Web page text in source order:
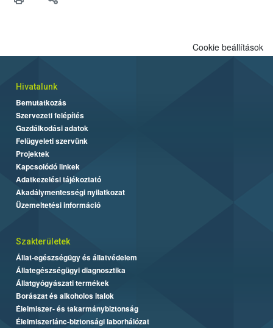
Cookie beállítások
Hivatalunk
Bemutatkozás
Szervezeti felépítés
Gazdálkodási adatok
Felügyeleti szervünk
Projektek
Kapcsolódó linkek
Adatkezelési tájékoztató
Akadálymentességi nyilatkozat
Üzemeltetési információ
Szakterületek
Állat-egészségügy és állatvédelem
Állategészségügyi diagnosztika
Állatgyógyászati termékek
Borászat és alkoholos italok
Élelmiszer- és takarmánybiztonság
Élelmiszerlánc-biztonsági laborhálózat